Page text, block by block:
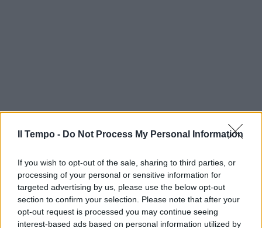
Il Tempo - Do Not Process My Personal Information
If you wish to opt-out of the sale, sharing to third parties, or
processing of your personal or sensitive information for
targeted advertising by us, please use the below opt-out
section to confirm your selection. Please note that after your
opt-out request is processed you may continue seeing
interest-based ads based on personal information utilized by